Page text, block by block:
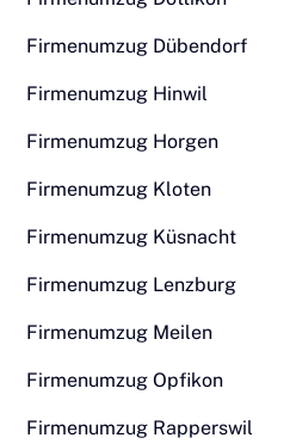
Firmenumzug Dübendorf
Firmenumzug Hinwil
Firmenumzug Horgen
Firmenumzug Kloten
Firmenumzug Küsnacht
Firmenumzug Lenzburg
Firmenumzug Meilen
Firmenumzug Opfikon
Firmenumzug Rapperswil